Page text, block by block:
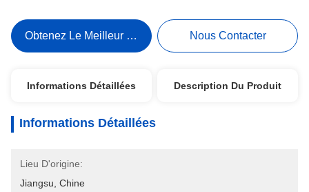
Obtenez Le Meilleur Prix Nous Contacter
Informations Détaillées Description Du Produit
Informations Détaillées
Lieu D'origine:
Jiangsu, Chine